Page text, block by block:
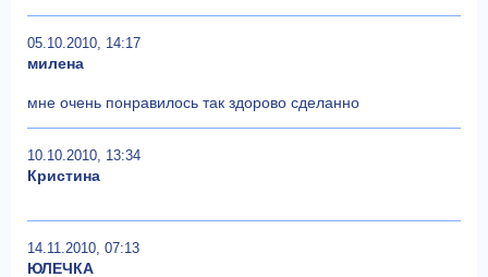
05.10.2010, 14:17
милена
мне очень понравилось так здорово сделанно
10.10.2010, 13:34
Кристина
14.11.2010, 07:13
ЮЛЕЧКА